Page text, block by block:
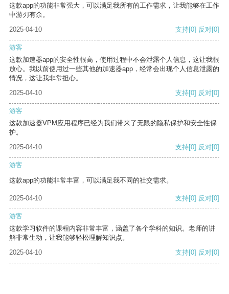
这款app的功能非常强大，可以满足我所有的工作需求，让我能够在工作
中游刃有余。
2025-04-10
支持[0] 反对[0]
游客
这款加速器app的安全性很高，使用过程中不会泄露个人信息，这让我很
放心。我以前使用过一些其他的加速器app，经常会出现个人信息泄露的
情况，这让我非常担心。
2025-04-10
支持[0] 反对[0]
游客
这款加速器VPM应用程序已经为我们带来了无限的隐私保护和安全性保
护。
2025-04-10
支持[0] 反对[0]
游客
这款app的功能非常丰富，可以满足我不同的社交需求。
2025-04-10 支持[0] 反对[0]
游客
这款学习软件的课程内容非常丰富，涵盖了各个学科的知识。老师的讲
解非常生动，让我能够轻松理解知识点。
2025-04-10
支持[0] 反对[0]